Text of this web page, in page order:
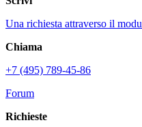
Una richiesta attraverso il
Chiama
+7 (495) 789-45-86
Forum
Richieste